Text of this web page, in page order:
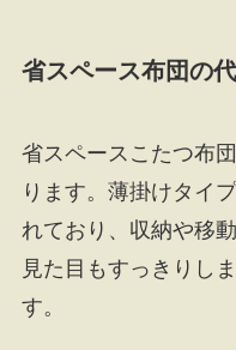
省スペース布団の
省スペースこたつ布
ります。薄掛けタイ
れており、収納や移
見た目もすっきりし
す。